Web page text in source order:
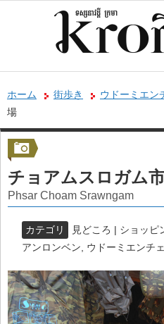
ホーム 街歩き ウドーミエン
場
チョアムスロガム
Phsar Choam Srawngam
カテゴリ 見どころ | ショッピ
アンロンベン
ウドーミエンチ